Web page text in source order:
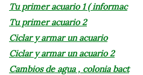
Tu primer acuario 1 ( informac
Tu primer acuario 2
Ciclar y armar un acuario
Ciclar y armar un acuario 2
Cambios de agua , colonia bact